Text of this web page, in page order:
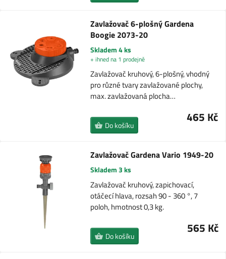
Zavlažovač 6-plošný Gardena
Boogie 2073-20
Skladem 4 ks
+ ihned na 1 prodejně
Zavlažovač kruhový, 6-plošný, vhodný
pro různé tvary zavlažované plochy,
max. zavlažovaná plocha…
465 Kč
Do košíku
Zavlažovač Gardena Vario 1949-20
Skladem 3 ks
Zavlažovač kruhový, zapichovací,
otáčecí hlava, rozsah 90 - 360 °, 7
poloh, hmotnost 0,3 kg.
565 Kč
Do košíku